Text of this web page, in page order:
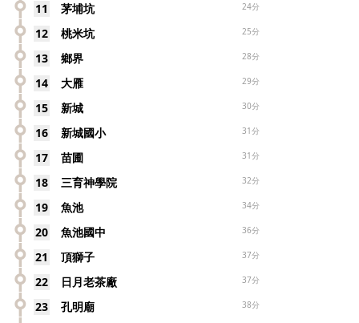
11 茅埔坑 24分
12 桃米坑 25分
13 鄉界 28分
14 大雁 29分
15 新城 30分
16 新城國小 31分
17 苗圃 31分
18 三育神學院 32分
19 魚池 34分
20 魚池國中 36分
21 頂獅子 37分
22 日月老茶廠 37分
23 孔明廟 38分